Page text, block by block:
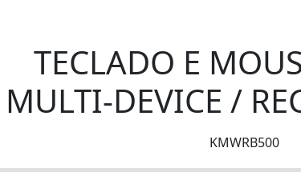
TECLADO E
MULTI-DEVICE /
KMWRB500